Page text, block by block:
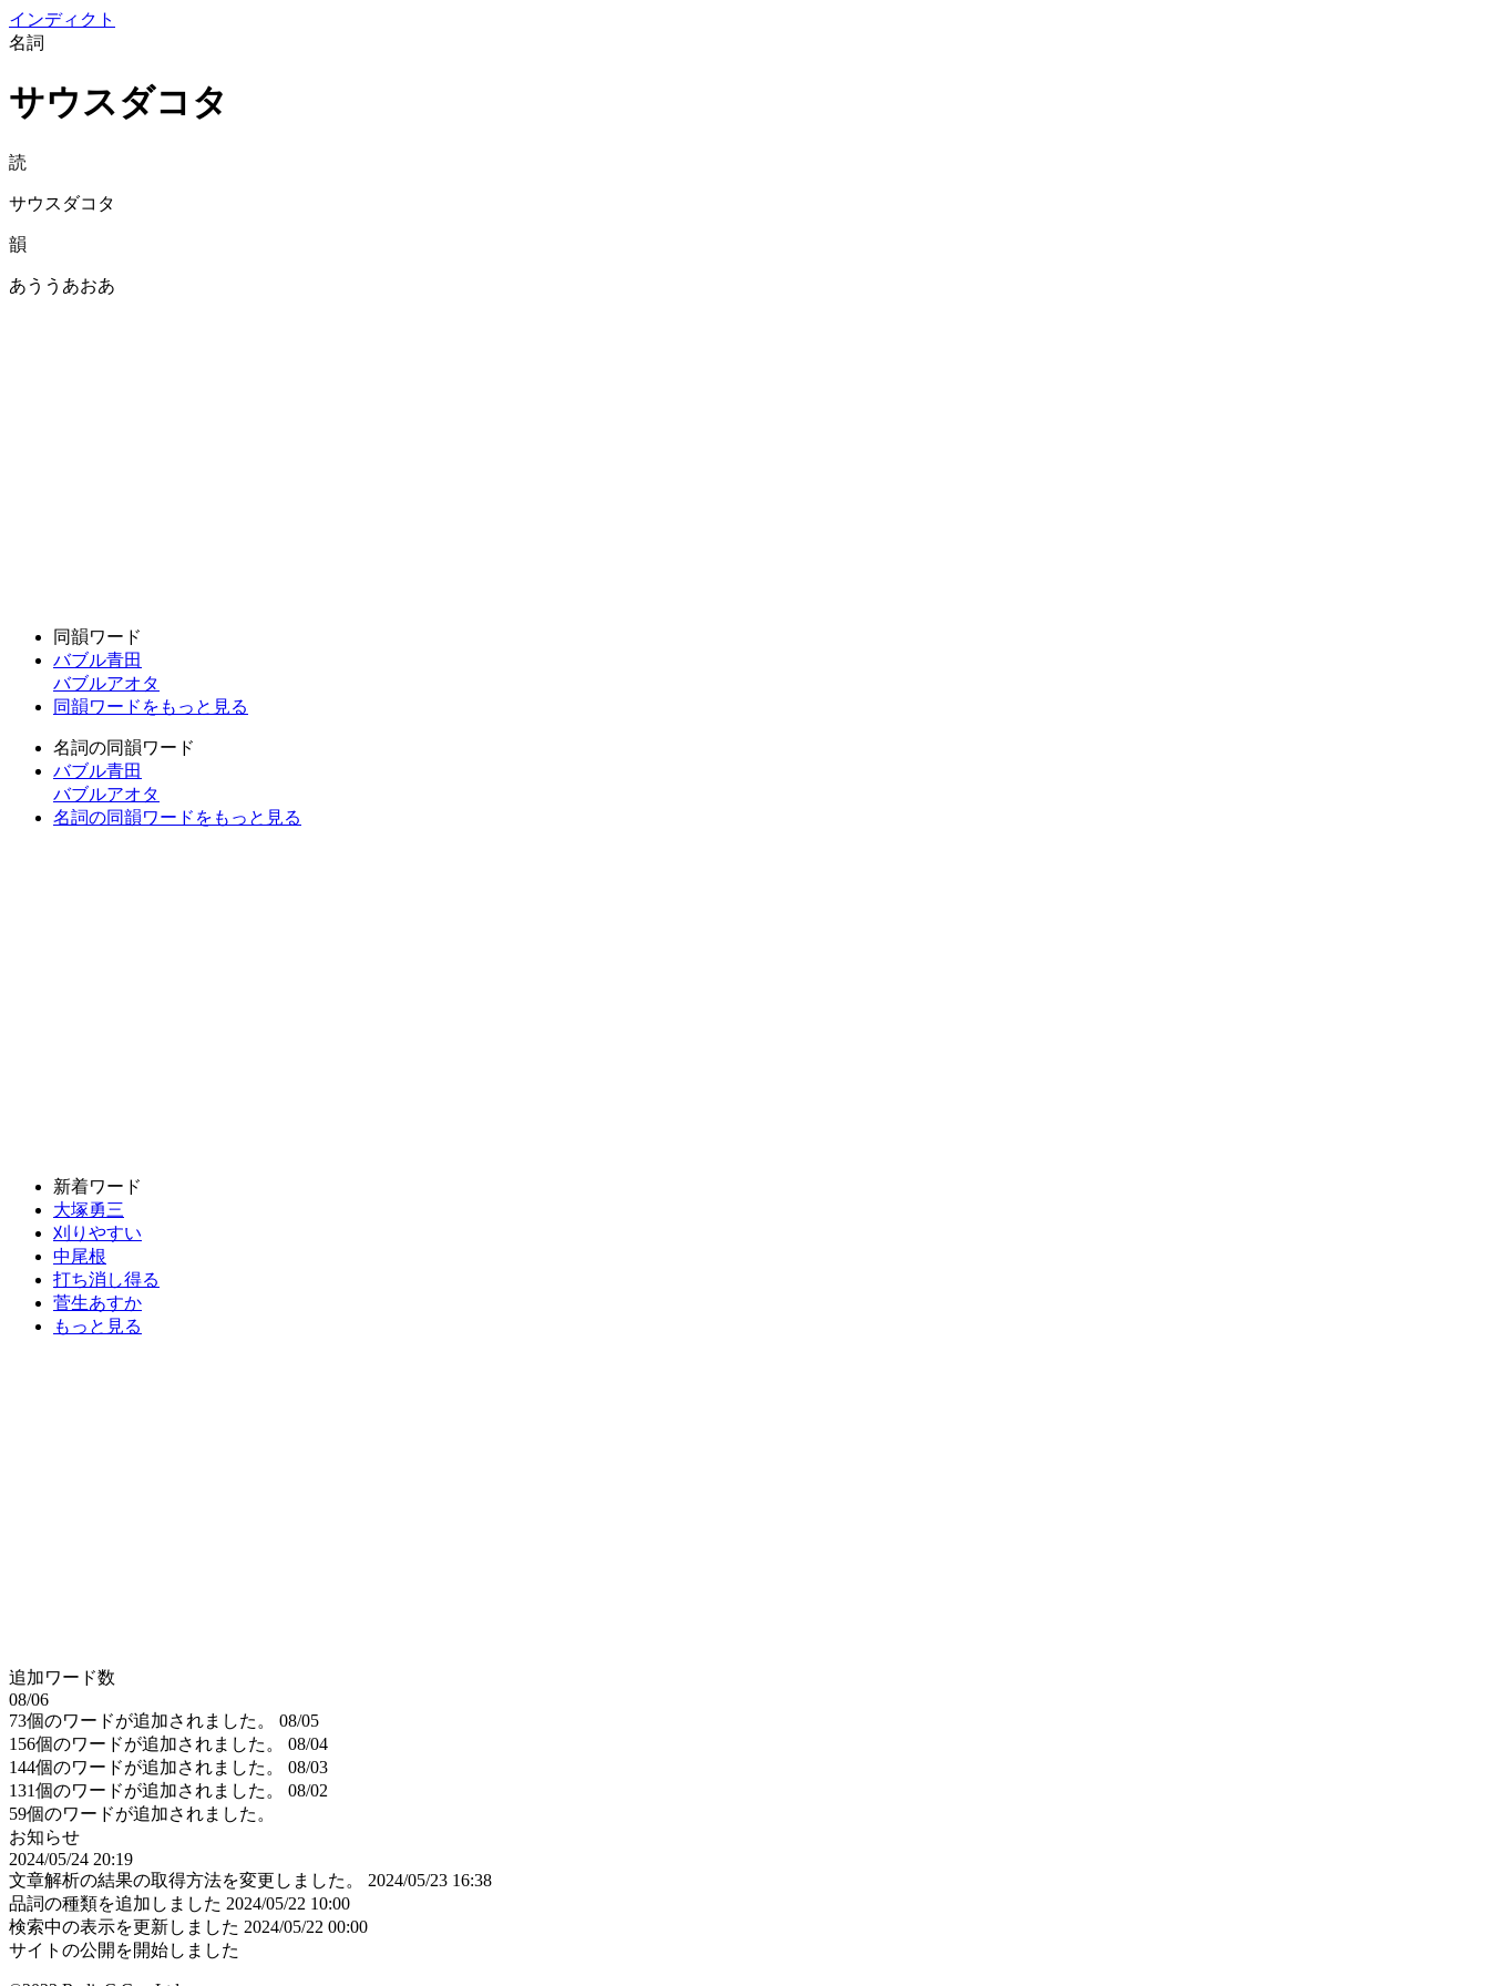
インディクト
名詞
サウスダコタ
読
サウスダコタ
韻
あううあおあ
同韻ワード
バブル青田
バブルアオタ
同韻ワードをもっと見る
名詞の同韻ワード
バブル青田
バブルアオタ
名詞の同韻ワードをもっと見る
新着ワード
大塚勇三
刈りやすい
中尾根
打ち消し得る
菅生あすか
もっと見る
追加ワード数
08/06
73個のワードが追加されました。
08/05
156個のワードが追加されました。
08/04
144個のワードが追加されました。
08/03
131個のワードが追加されました。
08/02
59個のワードが追加されました。
お知らせ
2024/05/24 20:19
文章解析の結果の取得方法を変更しました。
2024/05/23 16:38
品詞の種類を追加しました 2024/05/22 10:00
検索中の表示を更新しました 2024/05/22 00:00
サイトの公開を開始しました